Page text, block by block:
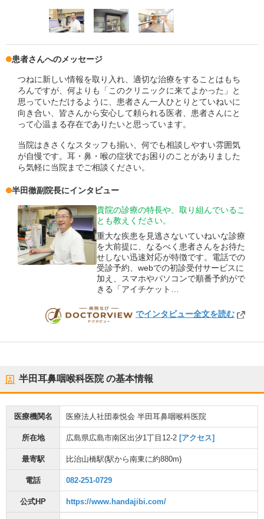
患者さんへのメッセージ
つねに新しい情報を取り入れ、適切な治療をすることはもち
ろんですが、何よりも「このクリニックに来てよかった」と
思っていただけるように、患者さん一人ひとりとていねいに
向き合い、皆さんから安心して頼られる医者、患者さんにと
って心温まる存在でありたいと思っています。
当院はきさくなスタッフも揃い、何でも相談しやすい雰囲気
が自慢です。耳・鼻・喉の症状でお困りのことがありました
ら気軽に当院までご相談ください。
半田徹副院長にインタビュー
貴院の診療の特長や、取り組んでいるこ
とも教えください。
重大な疾患を見逃さないていねいな診療
を大前提に、なるべく患者さんをお待た
せしない迅速対応が特徴です。電話での
受診予約、webでの初診受付サービスに
加え、スマホやパソコンで順番予約がで
きる「アイチケット…
DOCTORVIEW
でインタビュー全文を読む
半田耳鼻咽喉科医院の基本情報
医療機関名 医療法人社団泰悦会 半田耳鼻咽喉科医院
所在地 広島県広島市南区出汐1丁目12-2 [アクセス]
最寄駅 比治山橋駅(駅から南東に約880m)
電話 082-251-0729
公式HP https://www.handajibi.com/